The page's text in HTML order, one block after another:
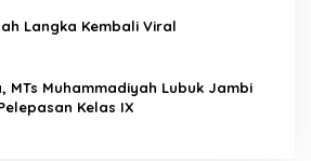
Langka Kembali Viral
MTs Muhammadiyah Lubuk Jambi
Kelas IX